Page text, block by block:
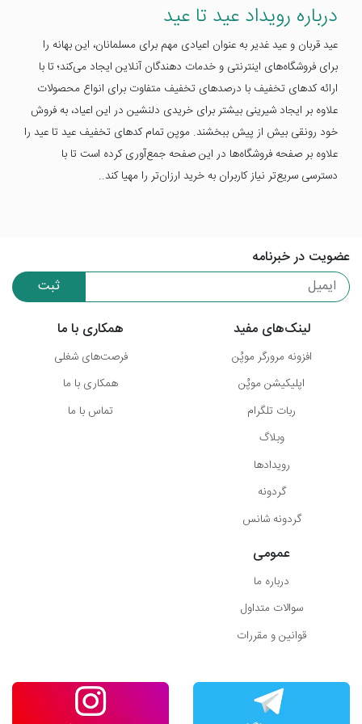
درباره رویداد عید تا عید
عید قربان و عید غدیر به عنوان اعیادی مهم برای مسلمانان، این بهانه را
برای فروشگاه‌های اینترنتی و خدمات دهندگان آنلاین ایجاد می‌کند؛ تا با
ارائه کدهای تخفیف با درصد‌های تخفیف متفاوت برای انواع محصولات
علاوه بر ایجاد شیرینی بیشتر برای خریدی دلنشین در این اعیاد، به فروش
خود رونقی بیش از پیش ببخشند. موپن تمام کدهای تخفیف عید تا عید را
علاوه بر صفحه فروشگاه‌ها در این صفحه جمع‌آوری کرده است تا با
دسترسی سریع‌تر نیاز کاربران به خرید ارزان‌تر را مهیا کند..
عضویت در خبرنامه
ثبت
لینک‌های مفید
افزونه مرورگر موپُن
اپلیکیشن موپُن
ربات تلگرام
وبلاگ
رویدادها
گردونه
گردونه شانس
همکاری با ما
فرصت‌های شغلی
همکاری با ما
تماس با ما
عمومی
درباره ما
سوالات متداول
قوانین و مقررات